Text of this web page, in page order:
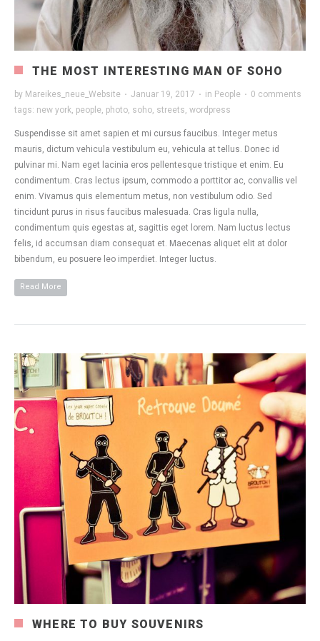
THE MOST INTERESTING MAN OF SOHO
by Mareikes_neue_Website · Januar 19, 2017 · in People · 0 comments
tags: new york, people, photo, soho, streets, wordpress
Suspendisse sit amet sapien et mi cursus faucibus. Integer metus
mauris, dictum vehicula vestibulum eu, vehicula at tellus. Donec id
pulvinar mi. Nam eget lacinia eros pellentesque tristique et enim. Eu
condimentum. Cras lectus ipsum, commodo a porttitor ac, convallis vel
enim. Vivamus quis elementum metus, non vestibulum odio. Sed
tincidunt purus in risus faucibus malesuada. Cras ligula nulla,
condimentum quis egestas at, sagittis eget lorem. Nam luctus lectus
felis, id accumsan diam consequat et. Maecenas aliquet elit at dolor
bibendum, eu posuere leo imperdiet. Integer luctus.
Read More
WHERE TO BUY SOUVENIRS